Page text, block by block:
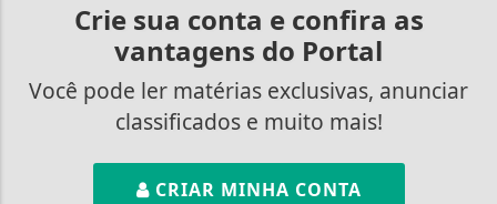
Crie sua conta e confira as
vantagens do Portal
Você pode ler matérias exclusivas, anunciar
classificados e muito mais!
CRIAR MINHA CONTA